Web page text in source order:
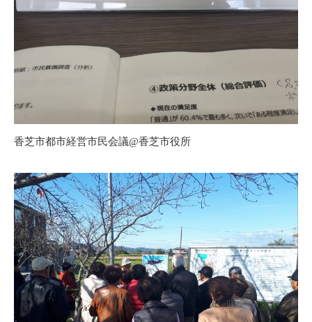
香芝市都市経営市民会議@香芝市役所